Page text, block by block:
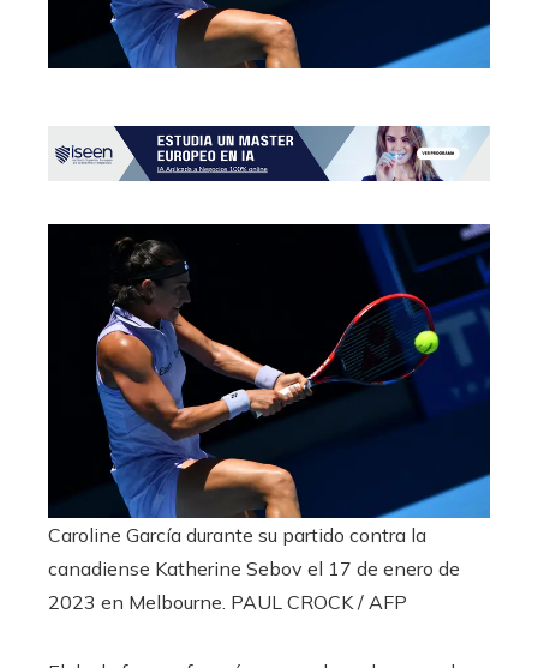
Caroline García durante su partido contra la
canadiense Katherine Sebov el 17 de enero de
2023 en Melbourne. PAUL CROCK / AFP